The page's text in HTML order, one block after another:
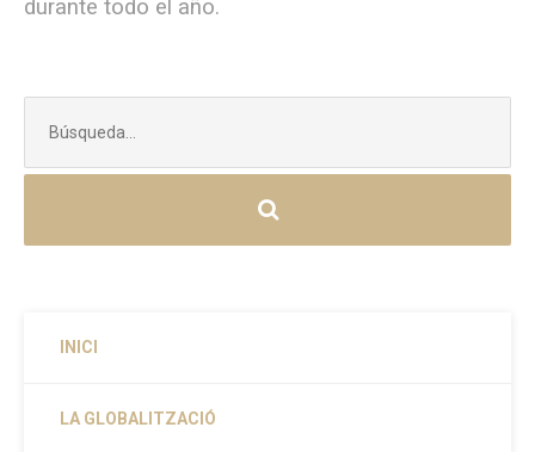
durante todo el año.
INICI
LA GLOBALITZACIÓ